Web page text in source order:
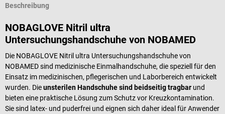
Beschreibung
NOBAGLOVE Nitril ultra
Untersuchungshandschuhe von NOBAMED
Die NOBAGLOVE Nitril ultra Untersuchungshandschuhe von
NOBAMED sind medizinische Einmalhandschuhe, die speziell für den
Einsatz im medizinischen, pflegerischen und Laborbereich entwickelt
wurden. Dieunsterilen Handschuhe sind beidseitig tragbar und
bieten eine praktische Lösung zum Schutz vor Kreuzkontamination.
Sie sind latex- und puderfrei und eignen sich daher ideal für Anwender